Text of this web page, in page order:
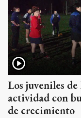
Los juveniles
actividad con
de crecimiento